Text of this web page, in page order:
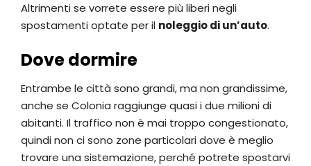
Altrimenti se vorrete essere più liberi negli
spostamenti optate per il noleggio di un’auto.
Dove dormire
Entrambe le città sono grandi, ma non grandissime,
anche se Colonia raggiunge quasi i due milioni di
abitanti. Il traffico non è mai troppo congestionato,
quindi non ci sono zone particolari dove è meglio
trovare una sistemazione, perché potrete spostarvi